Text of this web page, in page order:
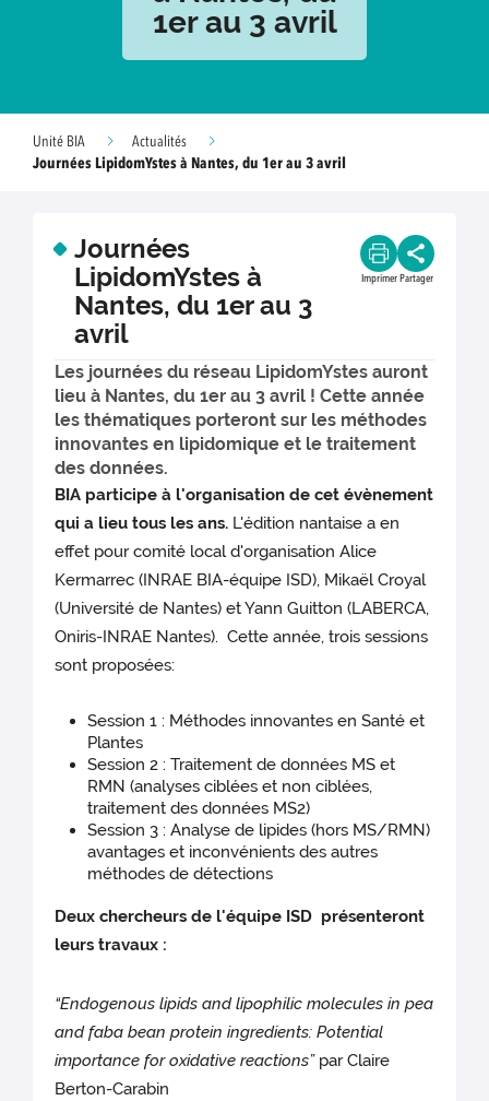
1er au 3 avril
Unité BIA
Actualités
Journées LipidomYstes à Nantes, du 1er au 3 avril
Journées
LipidomYstes à
Nantes, du 1er au 3
avril
Imprimer Partager
Les journées du réseau LipidomYstes auront
lieu à Nantes, du 1er au 3 avril ! Cette année
les thématiques porteront sur les méthodes
innovantes en lipidomique et le traitement
des données.
BIA participe à l'organisation de cet évènement
qui a lieu tous les ans. L'édition nantaise a en
effet pour comité local d'organisation Alice
Kermarrec (INRAE BIA-équipe ISD), Mikaël Croyal
(Université de Nantes) et Yann Guitton (LABERCA,
Oniris-INRAE Nantes). Cette année, trois sessions
sont proposées:
Session 1 : Méthodes innovantes en Santé et
Plantes
Session 2 : Traitement de données MS et
RMN (analyses ciblées et non ciblées,
traitement des données MS2)
Session 3 : Analyse de lipides (hors MS/RMN)
avantages et inconvénients des autres
méthodes de détections
Deux chercheurs de l'équipe ISD présenteront
leurs travaux :
“Endogenous lipids and lipophilic molecules in pea
and faba bean protein ingredients: Potential
importance for oxidative reactions” par Claire
Berton-Carabin